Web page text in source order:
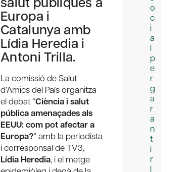
Europa i
Catalunya amb
Lídia Heredia i
Antoni Trilla.
La comissió de Salut
d’Amics del País organitza
el debat “Ciència i salut
pública amenaçades als
EEUU: com pot afectar a
Europa?” amb la periodista
i corresponsal de TV3,
Lídia Heredia, i el metge
o
c
i
a
l
p
e
r
g
a
r
a
n
t
i
r
l